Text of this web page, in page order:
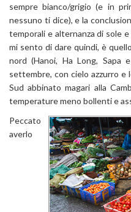
sempre bianco/grigio (e in
nessuno ti dice), e la
temporali e alternanza di sole
mi sento di dare quindi, è
nord (Hanoi, Ha Long, Sapa
settembre, con cielo azzurro e
Sud abbinato magari alla
temperature meno bollenti e
Peccato
averlo